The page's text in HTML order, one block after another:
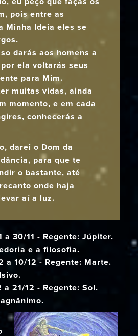
pois entre as
Minha Ideia eles se
darás aos homens a
ela voltarás seus
para Mim.
muitas vidas, ainda
momento, e em cada
conhecerás a
darei o Dom da
para que te
o bastante, até
onde haja
aí a luz.
a 30/11 - Regente: Júpiter.
e a filosofia.
a 10/12 - Regente: Marte.
a 21/12 - Regente: Sol.